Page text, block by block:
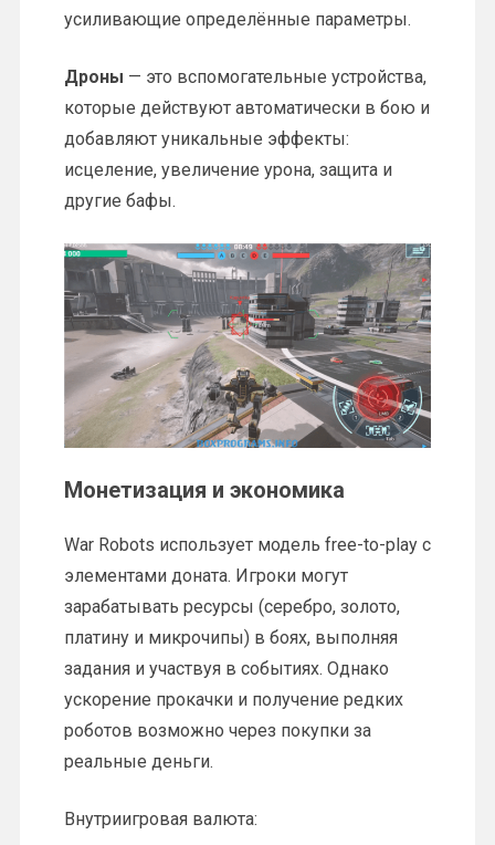
усиливающие определённые параметры.
Дроны — это вспомогательные устройства,
которые действуют автоматически в бою и
добавляют уникальные эффекты:
исцеление, увеличение урона, защита и
другие бафы.
Монетизация и экономика
War Robots использует модель free-to-play с
элементами доната. Игроки могут
зарабатывать ресурсы (серебро, золото,
платину и микрочипы) в боях, выполняя
задания и участвуя в событиях. Однако
ускорение прокачки и получение редких
роботов возможно через покупки за
реальные деньги.
Внутриигровая валюта: